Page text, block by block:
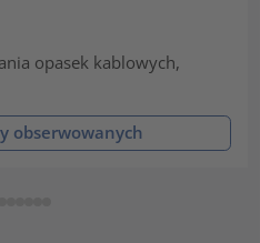
opasek kablowych,
obserwowanych